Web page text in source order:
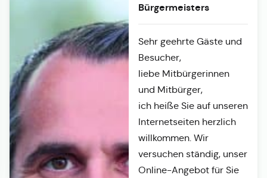
Bürgermeisters
Sehr geehrte Gäste und
Besucher,
liebe Mitbürgerinnen
und Mitbürger,
ich heiße Sie auf unseren
Internetseiten herzlich
willkommen. Wir
versuchen ständig, unser
Online-Angebot für Sie